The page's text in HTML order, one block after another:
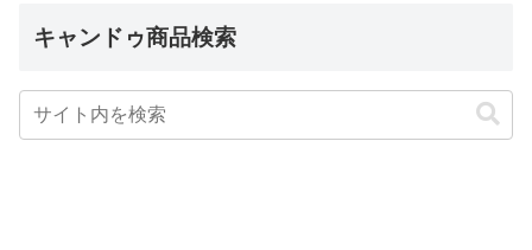
キャンドゥ商品検索